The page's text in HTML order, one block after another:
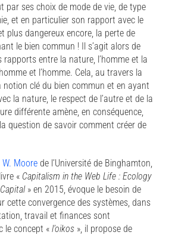
par ses choix de mode de vie, de type
et en particulier son rapport avec le
plus dangereux encore, la perte de
le bien commun ! Il s’agit alors de
rapports entre la nature, l’homme et la
et l’homme. Cela, au travers la
clé du bien commun et en ayant
la nature, le respect de l’autre et de la
différente amène, en conséquence,
question de savoir comment créer de
Moore de l’Université de Binghamton,
« Capitalism in the Web Life : Ecology
» en 2015, évoque le besoin de
cette convergence des systèmes, dans
travail et finances sont
le concept « l’oikos », il propose de